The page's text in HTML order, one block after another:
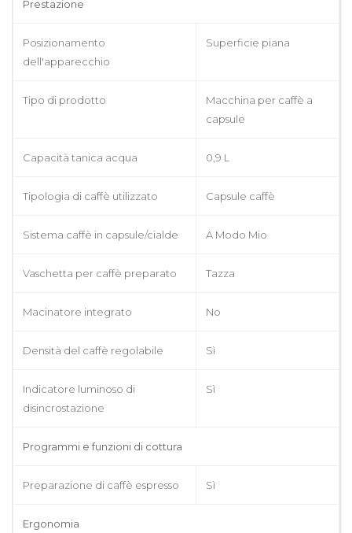
Prestazione
Posizionamento
dell'apparecchio
Superficie piana
Tipo di prodotto
Macchina per caffè a
capsule
Capacità tanica acqua 0,9 L
Tipologia di caffè utilizzato Capsule caffè
Sistema caffè in capsule/cialde A Modo Mio
Vaschetta per caffè preparato Tazza
Macinatore integrato No
Densità del caffè regolabile Sì
Indicatore luminoso di
disincrostazione
Sì
Programmi e funzioni di cottura
Preparazione di caffè espresso Sì
Ergonomia